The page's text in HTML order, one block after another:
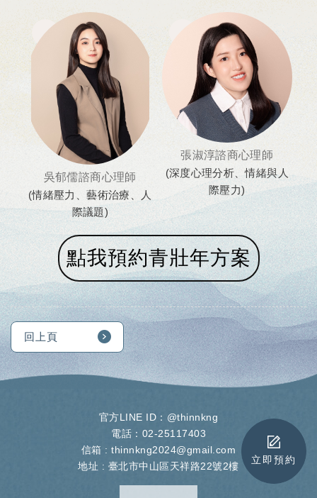
吳郁儒諮商心理師
(情緒壓力、藝術治療、人
際議題)
張淑淳諮商心理師
(深度心理分析、情緒與人
際壓力)
點我預約青壯年方案
回上頁
立即預約
官方LINE ID： @thinnkng
電話：02-25117403
信箱 :thinnkng2024@gmail.com
地址 : 臺北市中山區天祥路22號2樓